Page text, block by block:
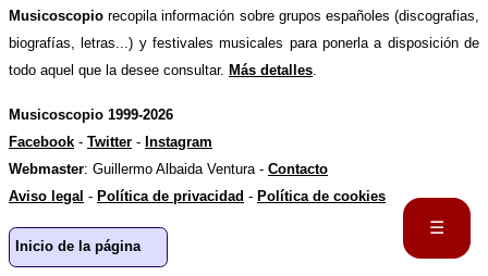
☰
Musicoscopio recopila información sobre grupos españoles (discografias,
biografías, letras...) y festivales musicales para ponerla a disposición de
todo aquel que la desee consultar. Más detalles
Musicoscopio 1999-2026
Facebook - Twitter - Instagram
Webmaster: Guillermo Albaida Ventura - Contacto
Aviso legal - Política de privacidad - Política de cookies
Inicio de la página